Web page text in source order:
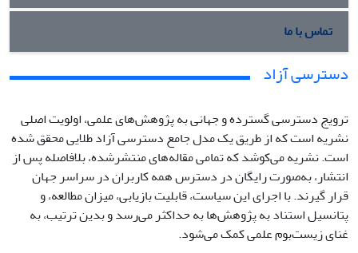
تماس با ما
دسترسی آزاد
ترویج دسترسی گسترده و جهانی به پژوهش‌های علمی، اولویت اصلی
نشریه است که از طریق یک مدل جامع دسترسی آزاد طلایی محقق شده
است. نشریه می‌کوشد که تمامی مقاله‌های منتشرشده، بلافاصله پس از
انتشار، به‌صورت رایگان در دسترس همه کاربران در سراسر جهان
قرار گیرند. با اجرای این سیاست، قابلیت بازیابی، میزان مطالعه، و
پتانسیل استناد به پژوهش‌ها به حداکثر می‌رسد و بدین ترتیب، به
غنای زیست‌بوم علمی کمک می‌شود.